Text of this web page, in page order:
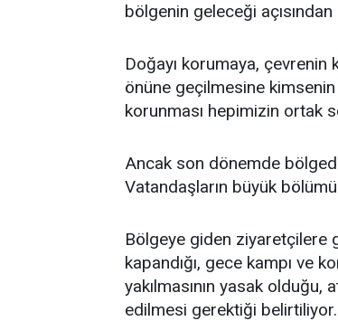
bölgenin geleceği
Doğayı korumaya, çevrenin
önüne geçilmesine kimsenin
korunması hepimizin ortak
Ancak son dönemde
Vatandaşların büyük
Bölgeye giden ziyaretçilere
kapandığı, gece kampı ve
yakılmasının yasak
edilmesi gerektiği belirtiliyor.